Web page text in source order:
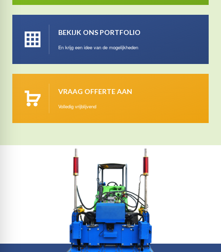
BEKIJK ONS PORTFOLIO
En krijg een idee van de mogelijkheden
VRAAG OFFERTE AAN
Volledig vrijblijvend